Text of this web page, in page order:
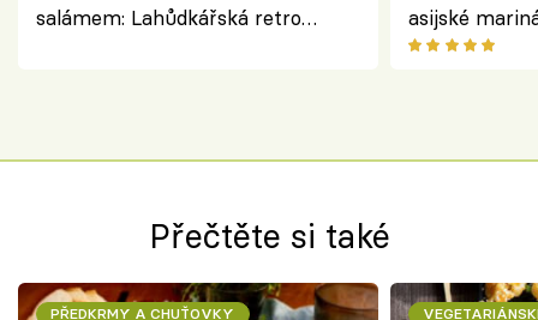
salámem: Lahůdkářská retro
asijské
chuťovka z
Přečtěte si také
PŘEDKRMY A CHUŤOVKY